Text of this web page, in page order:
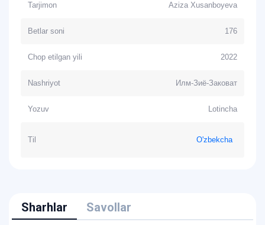
Tarjimon Aziza Xusanboyeva
Betlar soni 176
Chop etilgan yili 2022
Nashriyot Илм-Зиё-Заковат
Yozuv Lotincha
Til O'zbekcha
Sharhlar Savollar